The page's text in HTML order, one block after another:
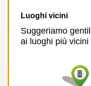
Business
a Napoli
Luoghi vicini
Suggeriamo
ai luoghi più